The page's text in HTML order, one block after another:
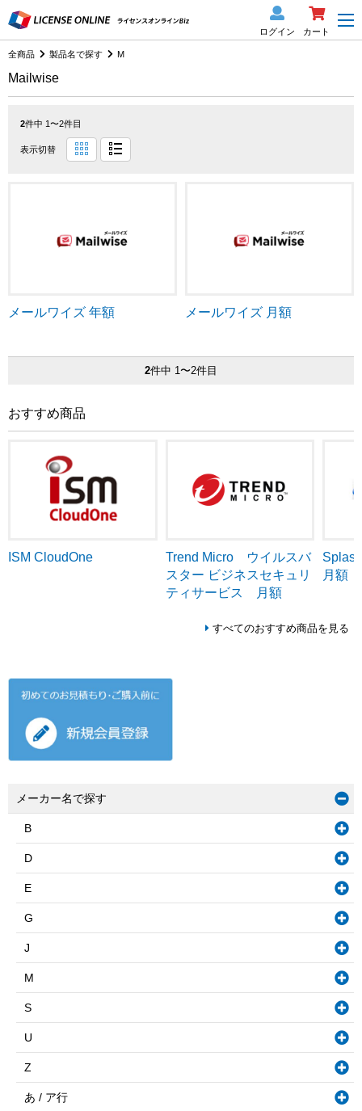
ログイン カート
全商品 製品名で探す M
Mailwise
2件中 1〜2件目
表示切替
メールワイズ 年額 メールワイズ 月額
2件中 1〜2件目
おすすめ商品
ISM CloudOne
Trend Micro ウイルスバ
スター ビジネスセキュリ
ティサービス 月額
月額
すべてのおすすめ商品を見る
メーカー名で探す
B
D
E
G
J
M
S
U
Z
あ / ア行